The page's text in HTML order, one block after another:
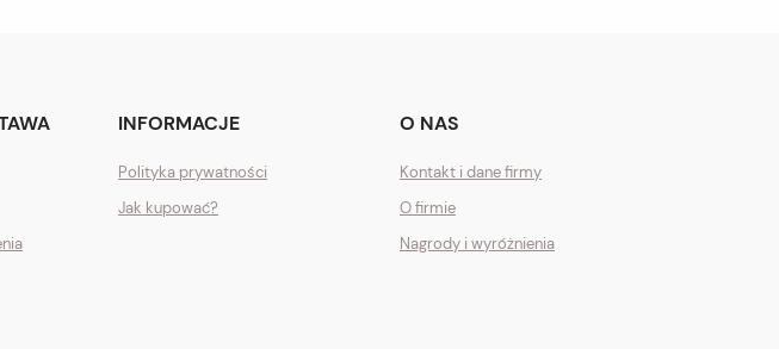
INFORMACJE
Polityka prywatności
Jak kupować?
O NAS
Kontakt i dane firmy
O firmie
Nagrody i wyróżnienia